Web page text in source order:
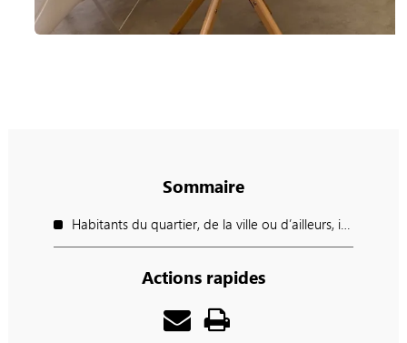
Sommaire
Habitants du quartier, de la ville ou d’ailleurs, intéressés ou simplement curieux, vous avez tous une bonne raison de franchir la porte du Centre Social et Culturel Vallée Saint-Pierre.
Actions rapides